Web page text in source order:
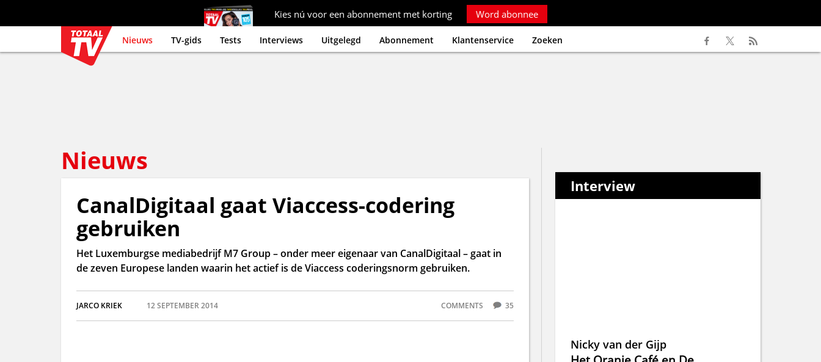
Kies nú voor een abonnement met korting Word abonnee
Nieuws TV-gids Tests Interviews Uitgelegd Abonnement Klantenservice Zoeken
Nieuws
CanalDigitaal gaat Viaccess-codering
gebruiken
Het Luxemburgse mediabedrijf M7 Group – onder meer eigenaar van CanalDigitaal – gaat in
de zeven Europese landen waarin het actief is de Viaccess coderingsnorm gebruiken.
JARCO KRIEK 12 SEPTEMBER 2014 COMMENTS 35
Interview
Nicky van der Gijp